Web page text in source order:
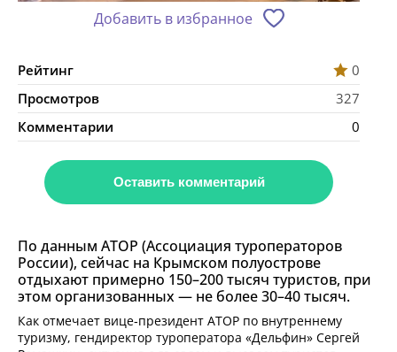
Добавить в избранное
Рейтинг
0
Просмотров
327
Комментарии
0
Оставить комментарий
По данным АТОР (Ассоциация туроператоров
России), сейчас на Крымском полуострове
отдыхают примерно 150–200 тысяч туристов, при
этом организованных — не более 30–40 тысяч.
Как отмечает вице‑президент АТОР по внутреннему
туризму, гендиректор туроператора «Дельфин» Сергей